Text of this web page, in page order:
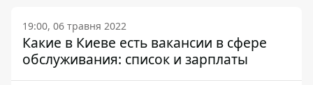
19:00, 06 травня 2022
Какие в Киеве есть вакансии в сфере
обслуживания: список и зарплаты